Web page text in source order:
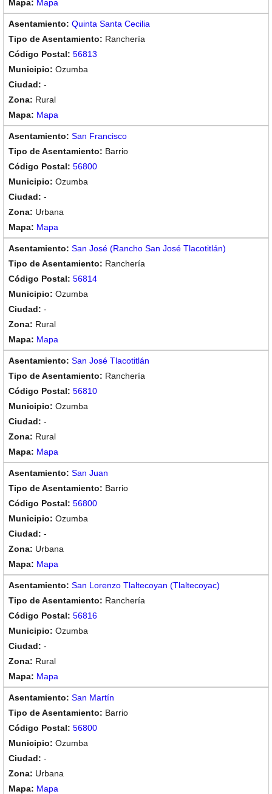
Mapa
Quinta Santa Cecilia
Ranchería
56813
Ozumba
-
Rural
Mapa
San Francisco
Barrio
56800
Ozumba
-
Urbana
Mapa
San José (Rancho San José Tlacotitlán)
Ranchería
56814
Ozumba
-
Rural
Mapa
San José Tlacotitlán
Ranchería
56810
Ozumba
-
Rural
Mapa
San Juan
Barrio
56800
Ozumba
-
Urbana
Mapa
San Lorenzo Tlaltecoyan (Tlaltecoyac)
Ranchería
56816
Ozumba
-
Rural
Mapa
San Martín
Barrio
56800
Ozumba
-
Urbana
Mapa